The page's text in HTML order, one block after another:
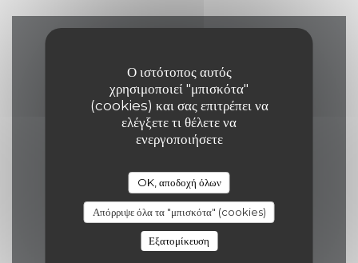
Ο ιστότοπος αυτός
χρησιμοποιεί "μπισκότα"
(cookies) και σας επιτρέπει να
ελέγξετε τι θέλετε να
ενεργοποιήσετε
OK, αποδοχή όλων
Απόρριψε όλα τα "μπισκότα" (cookies)
Εξατομίκευση
17 Grand Place 7500 Tournai
eelke.ashley@hotmail.com
Facebook ((ανοίγει σε νέο